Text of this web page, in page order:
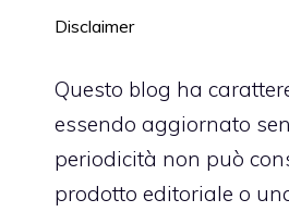
Disclaimer
Questo blog ha
essendo aggiornato
periodicità non può
prodotto editoriale o